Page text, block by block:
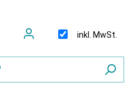
inkl. MwSt.